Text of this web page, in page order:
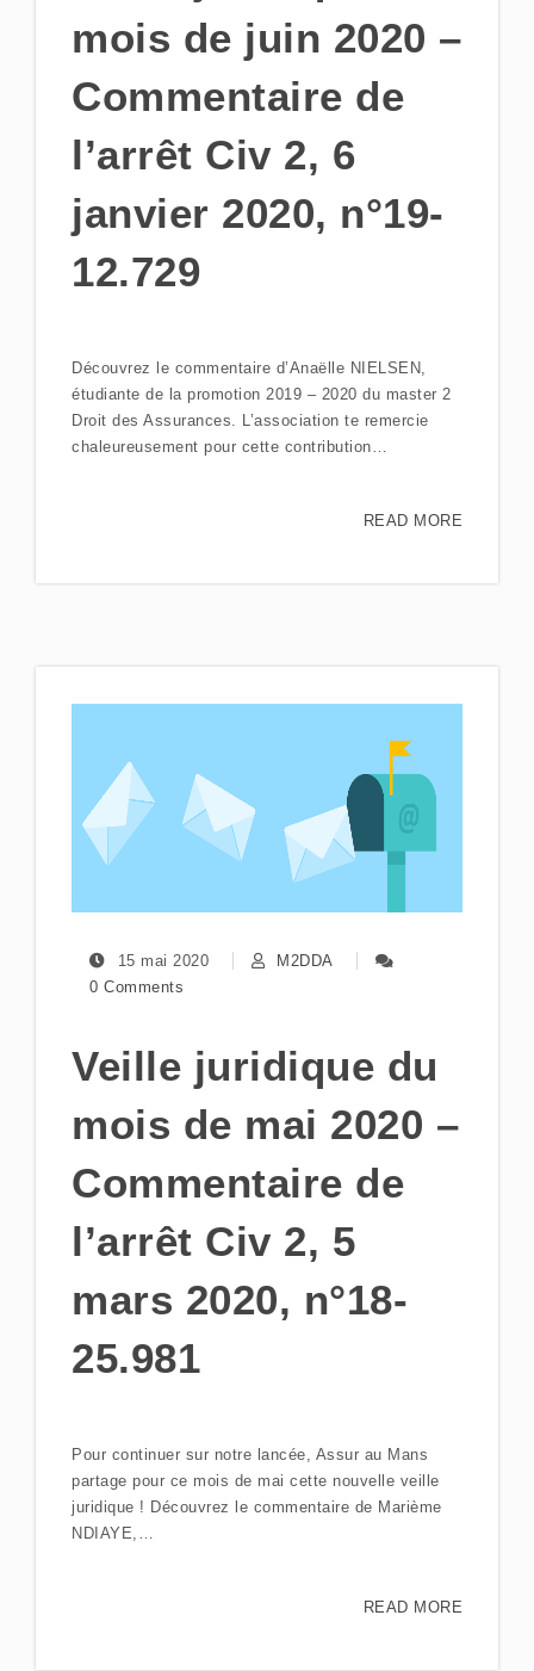
mois de juin 2020 –
Commentaire de
l’arrêt Civ 2, 6
janvier 2020, n°19-
12.729
Découvrez le commentaire d’Anaëlle NIELSEN,
étudiante de la promotion 2019 – 2020 du master 2
Droit des Assurances. L’association te remercie
chaleureusement pour cette contribution…
READ MORE
15 mai 2020
M2DDA
0 Comments
Veille juridique du
mois de mai 2020 –
Commentaire de
l’arrêt Civ 2, 5
mars 2020, n°18-
25.981
Pour continuer sur notre lancée, Assur au Mans
partage pour ce mois de mai cette nouvelle veille
juridique ! Découvrez le commentaire de Marième
NDIAYE,…
READ MORE